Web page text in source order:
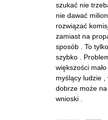
szukać nie
nie dawać
rozwiązać
zamiast na
sposób . To
szybko .
większości
myślący ludzie
dobrze może
wnioski .